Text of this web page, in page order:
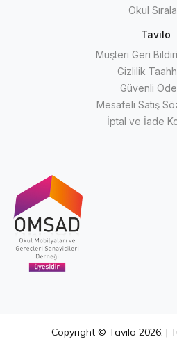
Okul
Tavilo
Müşteri Geri
Gizlilik
Güvenli
Mesafeli Satış
İptal ve İade
Copyright © Tavilo 2026. |